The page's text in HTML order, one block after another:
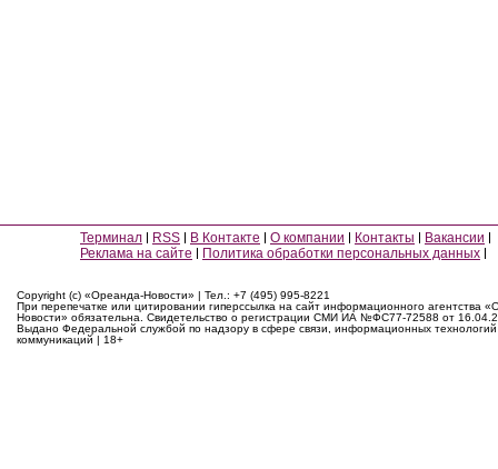
Терминал RSS В Контакте О компании Контакты
Вакансии
Реклама на сайте
Политика обработки персональных данных
Copyright (c) «Ореанда-Новости» | Тел.: +7 (495) 995-8221
При перепечатке или цитировании гиперссылка на сайт информационного агентства
Новости» обязательна. Свидетельство о регистрации СМИ ИА №ФС77-72588 от
Выдано Федеральной службой по надзору в сфере связи, информационных
коммуникаций | 18+